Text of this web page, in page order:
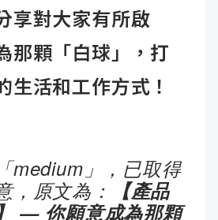
享對大家有所啟
那顆「白球」，打
生活和工作方式！
medium 」，已取得
，原文為：
【產品
— 你願意成為那顆